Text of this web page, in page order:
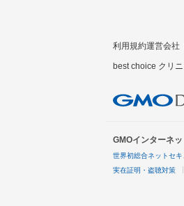
利用規約運営会社
best choice クリ
GMOインターネ
世界初総合ネットセ
実在証明・盗聴対策